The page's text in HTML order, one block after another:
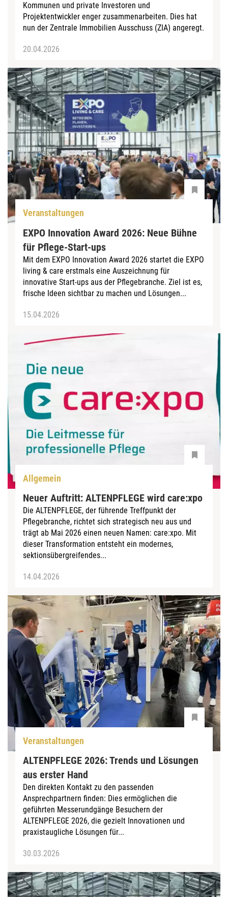
Kommunen und private Investoren und
Projektentwickler enger zusammenarbeiten. Dies hat
nun der Zentrale Immobilien Ausschuss (ZIA) angeregt.
20.04.2026
Veranstaltungen
EXPO Innovation Award 2026: Neue Bühne
für Pflege-Start-ups
Mit dem EXPO Innovation Award 2026 startet die EXPO
living & care erstmals eine Auszeichnung für
innovative Start-ups aus der Pflegebranche. Ziel ist es,
frische Ideen sichtbar zu machen und Lösungen...
15.04.2026
Allgemein
Neuer Auftritt: ALTENPFLEGE wird care:xpo
Die ALTENPFLEGE, der führende Treffpunkt der
Pflegebranche, richtet sich strategisch neu aus und
trägt ab Mai 2026 einen neuen Namen: care:xpo. Mit
dieser Transformation entsteht ein modernes,
sektionsübergreifendes...
14.04.2026
Veranstaltungen
ALTENPFLEGE 2026: Trends und Lösungen
aus erster Hand
Den direkten Kontakt zu den passenden
Ansprechpartnern finden: Dies ermöglichen die
geführten Messerundgänge Besuchern der
ALTENPFLEGE 2026, die gezielt Innovationen und
praxistaugliche Lösungen für...
30.03.2026